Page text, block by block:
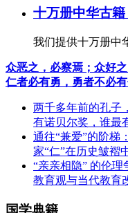
十万册中华古
我们提供十万册中
众恶之，必察焉；众好之
仁者必有勇，勇者不必有
两千多年前的孔子
有诺贝尔奖，谁最
通往“兼爱”的阶梯
家“仁”在历史皱褶
“亲亲相隐” 的伦
教育观与当代教育
国学典籍